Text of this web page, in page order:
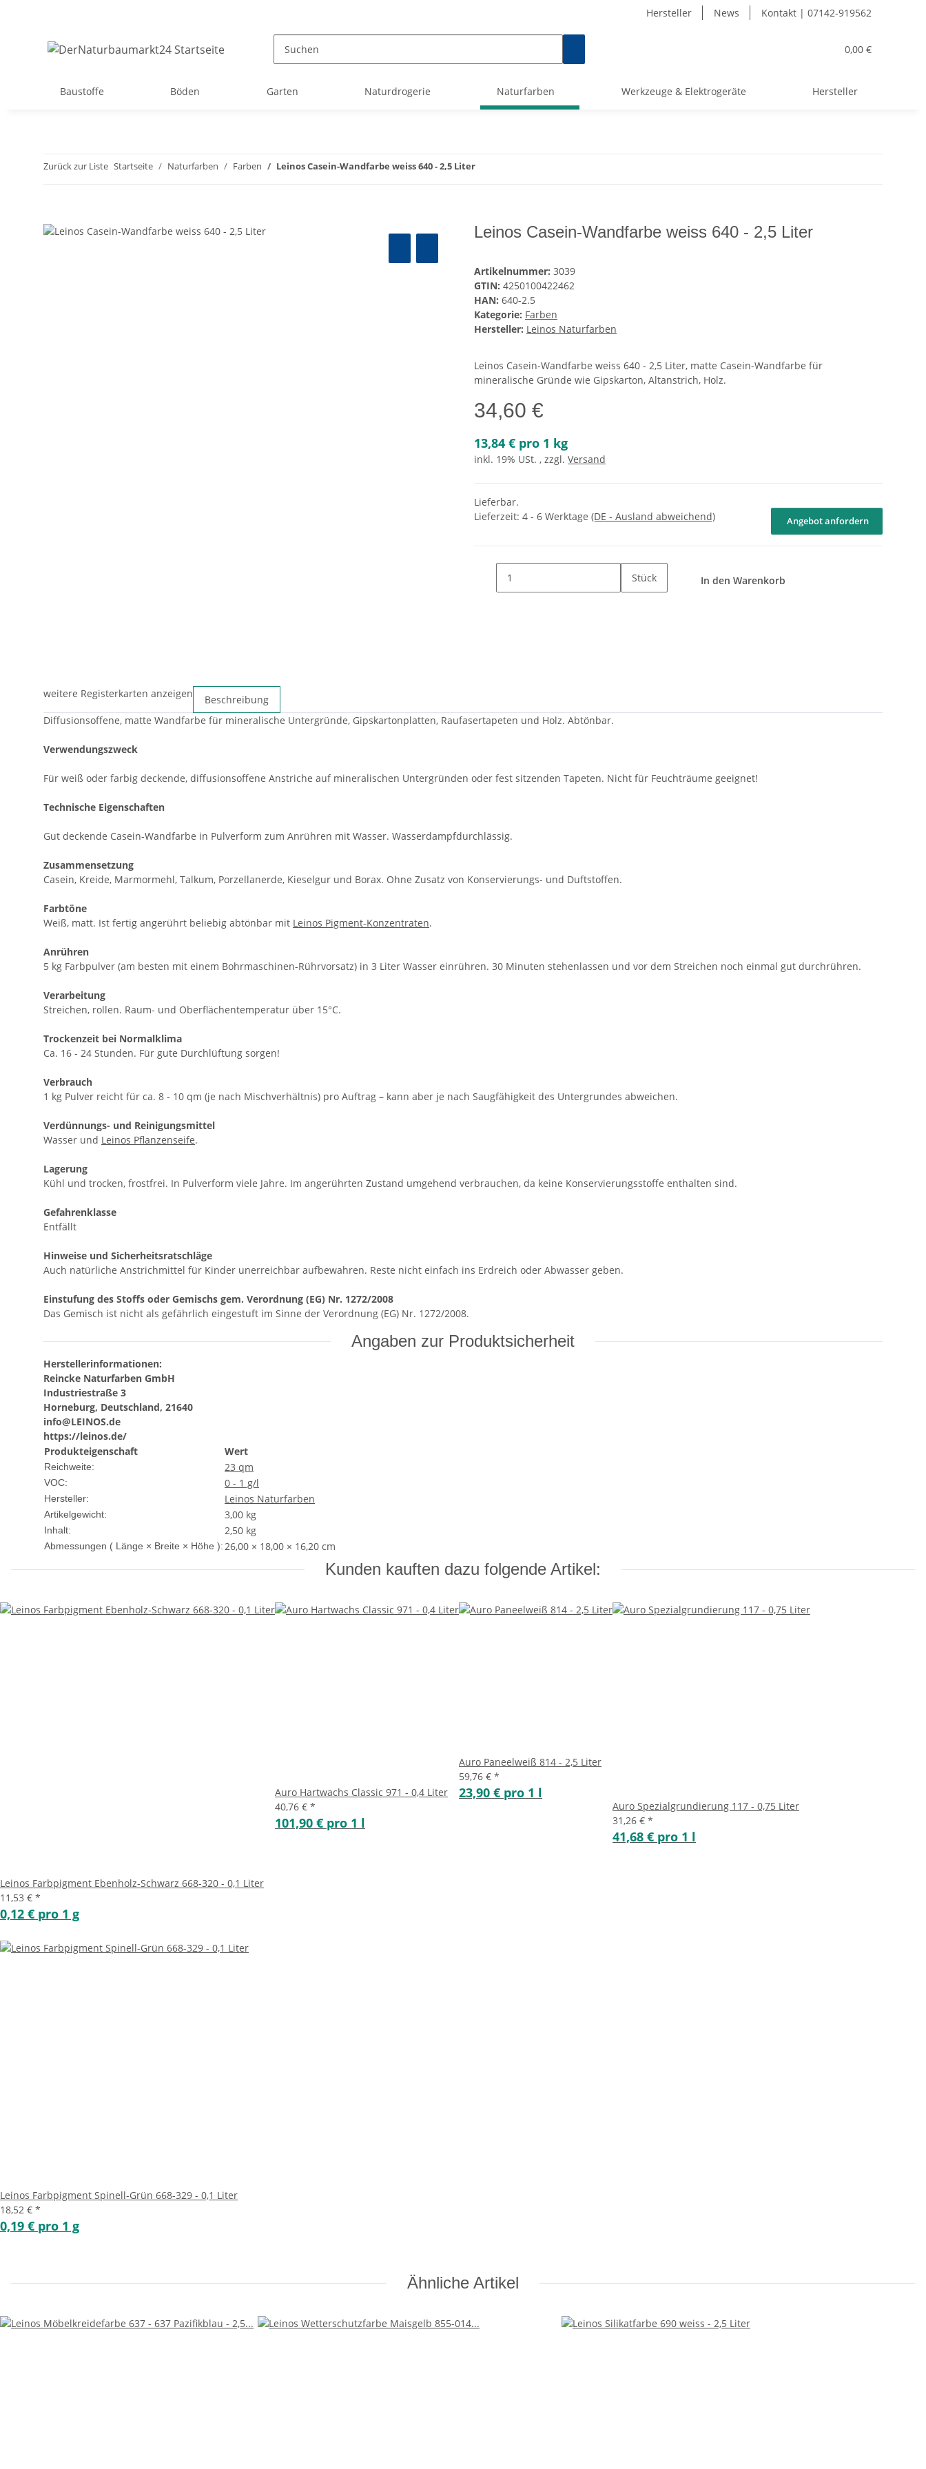
Hersteller News Kontakt | 07142-919562
0,00 €
Baustoffe Böden Garten Naturdrogerie Naturfarben Werkzeuge & Elektrogeräte Hersteller
Zurück zur Liste Startseite Naturfarben Farben Leinos Casein-Wandfarbe weiss 640 - 2,5 Liter
Leinos Casein-Wandfarbe weiss 640 - 2,5 Liter
Artikelnummer: 3039
GTIN: 4250100422462
HAN: 640-2.5
Kategorie: Farben
Hersteller: Leinos Naturfarben
Leinos Casein-Wandfarbe weiss 640 - 2,5 Liter, matte Casein-Wandfarbe für
mineralische Gründe wie Gipskarton, Altanstrich, Holz.
34,60 €
13,84 € pro 1 kg
inkl. 19% USt. , zzgl. Versand
Lieferbar.
Lieferzeit: 4 - 6 Werktage (DE - Ausland abweichend) Angebot anfordern
Stück In den Warenkorb
weitere Registerkarten anzeigen
Beschreibung
Diffusionsoffene, matte Wandfarbe für mineralische Untergründe, Gipskartonplatten, Raufasertapeten und Holz. Abtönbar.
Verwendungszweck
Für weiß oder farbig deckende, diffusionsoffene Anstriche auf mineralischen Untergründen oder fest sitzenden Tapeten. Nicht für Feuchträume geeignet!
Technische Eigenschaften
Gut deckende Casein-Wandfarbe in Pulverform zum Anrühren mit Wasser. Wasserdampfdurchlässig.
Zusammensetzung
Casein, Kreide, Marmormehl, Talkum, Porzellanerde, Kieselgur und Borax. Ohne Zusatz von Konservierungs- und Duftstoffen.
Farbtöne
Weiß, matt. Ist fertig angerührt beliebig abtönbar mit Leinos Pigment-Konzentraten.
Anrühren
5 kg Farbpulver (am besten mit einem Bohrmaschinen-Rührvorsatz) in 3 Liter Wasser einrühren. 30 Minuten stehenlassen und vor dem Streichen noch einmal gut durchrühren.
Verarbeitung
Streichen, rollen. Raum- und Oberflächentemperatur über 15°C.
Trockenzeit bei Normalklima
Ca. 16 - 24 Stunden. Für gute Durchlüftung sorgen!
Verbrauch
1 kg Pulver reicht für ca. 8 - 10 qm (je nach Mischverhältnis) pro Auftrag – kann aber je nach Saugfähigkeit des Untergrundes abweichen.
Verdünnungs- und Reinigungsmittel
Wasser und Leinos Pflanzenseife.
Lagerung
Kühl und trocken, frostfrei. In Pulverform viele Jahre. Im angerührten Zustand umgehend verbrauchen, da keine Konservierungsstoffe enthalten sind.
Gefahrenklasse
Entfällt
Hinweise und Sicherheitsratschläge
Auch natürliche Anstrichmittel für Kinder unerreichbar aufbewahren. Reste nicht einfach ins Erdreich oder Abwasser geben.
Einstufung des Stoffs oder Gemischs gem. Verordnung (EG) Nr. 1272/2008
Das Gemisch ist nicht als gefährlich eingestuft im Sinne der Verordnung (EG) Nr. 1272/2008.
Angaben zur Produktsicherheit
Herstellerinformationen:
Reincke Naturfarben GmbH
Industriestraße 3
Horneburg, Deutschland, 21640
info@LEINOS.de
https://leinos.de/
Produkteigenschaft
Wert
Reichweite: 23 qm
VOC: 0 - 1 g/l
Hersteller: Leinos Naturfarben
Artikelgewicht: 3,00 kg
Inhalt: 2,50 kg
Abmessungen ( Länge × Breite × Höhe ):26,00 × 18,00 × 16,20 cm
Kunden kauften dazu folgende Artikel:
Leinos Farbpigment Ebenholz-Schwarz 668-320 - 0,1 Liter
11,53 € *
0,12 € pro 1 g
Auro Hartwachs Classic 971 - 0,4 Liter
40,76 € *
101,90 € pro 1 l
Auro Paneelweiß 814 - 2,5 Liter
59,76 € *
23,90 € pro 1 l
Auro Spezialgrundierung 117 - 0,75 Liter
31,26 € *
41,68 € pro 1 l
Leinos Farbpigment Spinell-Grün 668-329 - 0,1 Liter
18,52 € *
0,19 € pro 1 g
Ähnliche Artikel